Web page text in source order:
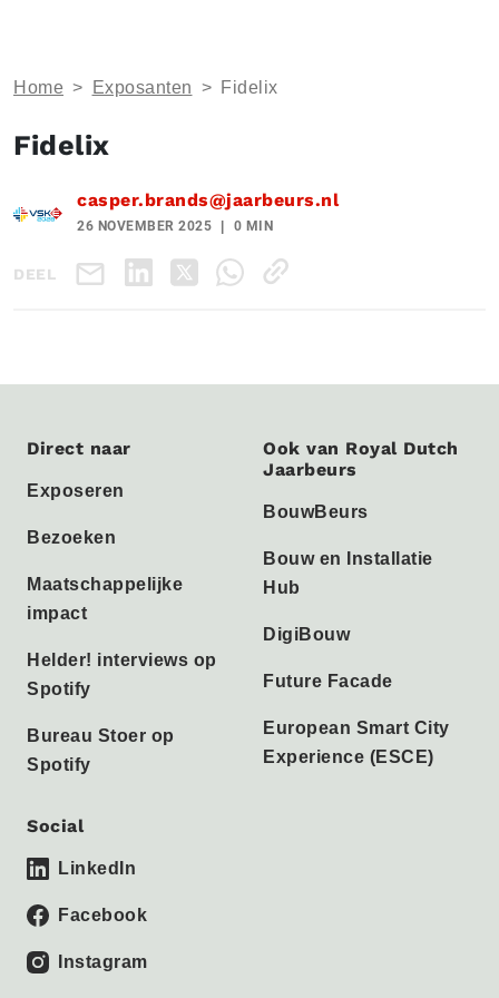
Home > Exposanten > Fidelix
Fidelix
casper.brands@jaarbeurs.nl
26 NOVEMBER 2025 0 MIN
DEEL
Direct naar
Exposeren
Bezoeken
Maatschappelijke
impact
Helder! interviews op
Spotify
Bureau Stoer op
Spotify
Ook van Royal Dutch
Jaarbeurs
BouwBeurs
Bouw en Installatie
Hub
DigiBouw
Future Facade
European Smart City
Experience (ESCE)
Social
LinkedIn
Facebook
Instagram